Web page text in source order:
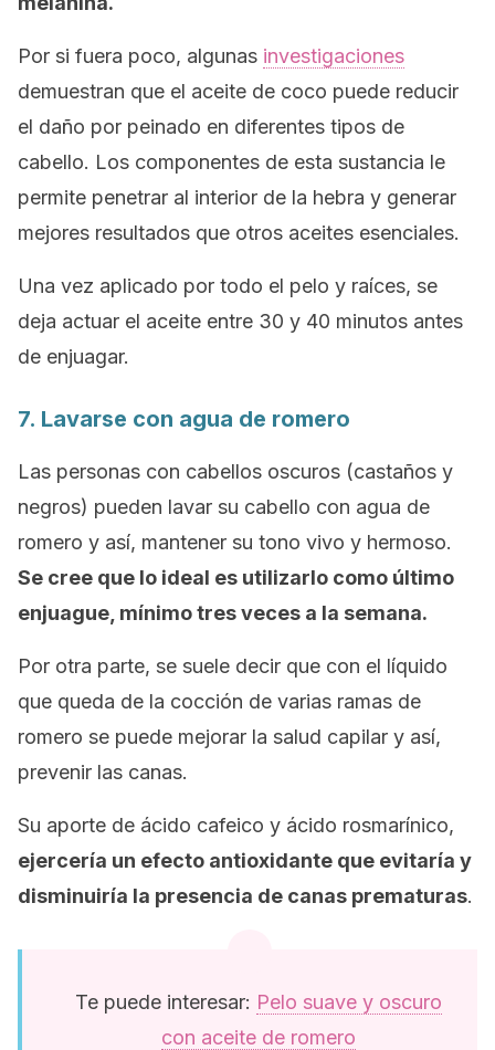
Por si fuera poco, algunas investigaciones
demuestran que el aceite de coco puede reducir
el daño por peinado en diferentes tipos de
cabello. Los componentes de esta sustancia le
permite penetrar al interior de la hebra y generar
mejores resultados que otros aceites esenciales.
Una vez aplicado por todo el pelo y raíces, se
deja actuar el aceite entre 30 y 40 minutos antes
de enjuagar.
7. Lavarse con agua de romero
Las personas con cabellos oscuros (castaños y
negros) pueden lavar su cabello con agua de
romero y así, mantener su tono vivo y hermoso.
Se cree que lo ideal es utilizarlo como último
enjuague, mínimo tres veces a la semana.
Por otra parte, se suele decir que con el líquido
que queda de la cocción de varias ramas de
romero se puede mejorar la salud capilar y así,
prevenir las canas.
Su aporte de ácido cafeico y ácido rosmarínico,
ejercería un efecto antioxidante que evitaría y
disminuiría la presencia de canas prematuras.
Te puede interesar: Pelo suave y oscuro
con aceite de romero